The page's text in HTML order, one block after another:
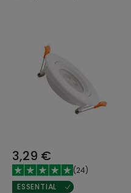
3,29 €
(24)
ESSENTIAL